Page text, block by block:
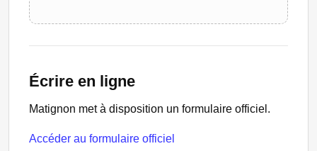
Écrire en ligne
Matignon met à disposition un formulaire officiel.
Accéder au formulaire officiel